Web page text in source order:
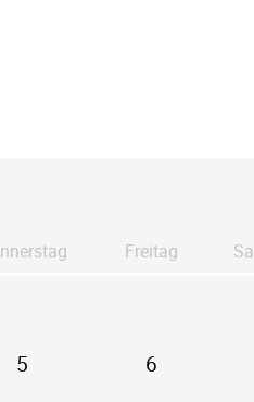
nnerstag Freitag Sa
5 6